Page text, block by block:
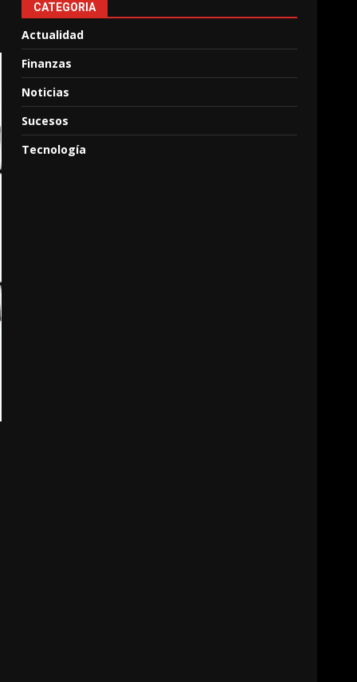
CATEGORIA
Actualidad
Finanzas
Noticias
Sucesos
Tecnología